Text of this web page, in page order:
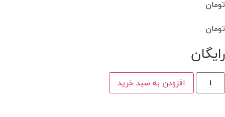
تومان
تومان
رایگان
افزودن به سبد خرید